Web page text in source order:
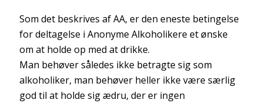
Som det beskrives af AA, er den eneste betingelse
for deltagelse i Anonyme Alkoholikere et ønske
om at holde op med at drikke.
Man behøver således ikke betragte sig som
alkoholiker, man behøver heller ikke være særlig
god til at holde sig ædru, der er ingen